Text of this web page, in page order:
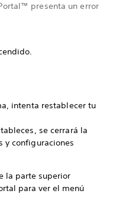
presenta un error
intenta restablecer tu
se cerrará la
y configuraciones
la parte superior
para ver el menú